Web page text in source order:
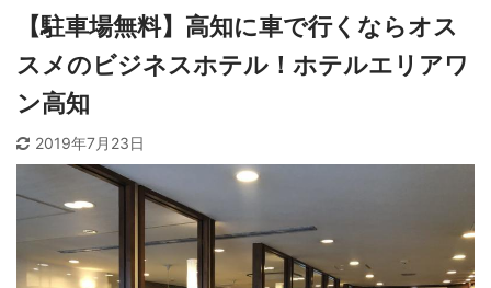
【駐車場無料】高知に車で行くならオス
スメのビジネスホテル！ホテルエリアワ
ン高知
2019年7月23日